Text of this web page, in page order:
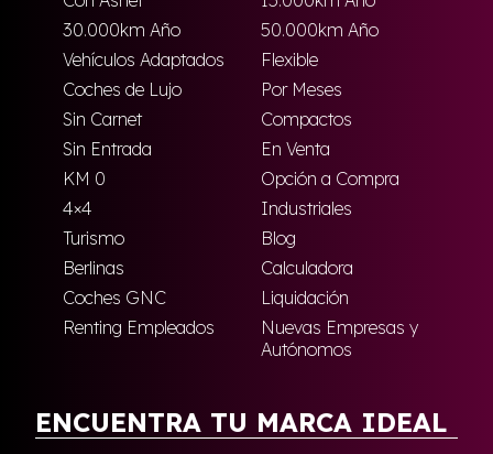
30.000km Año
50.000km Año
Vehículos Adaptados
Flexible
Coches de Lujo
Por Meses
Sin Carnet
Compactos
Sin Entrada
En Venta
KM 0
Opción a Compra
4×4
Industriales
Turismo
Blog
Berlinas
Calculadora
Coches GNC
Liquidación
Renting Empleados
Nuevas Empresas y
Autónomos
ENCUENTRA TU MARCA IDEAL